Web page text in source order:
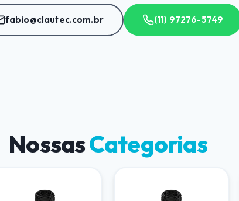
fabio@clautec.com.br (11) 97276-5749
NossasCategorias